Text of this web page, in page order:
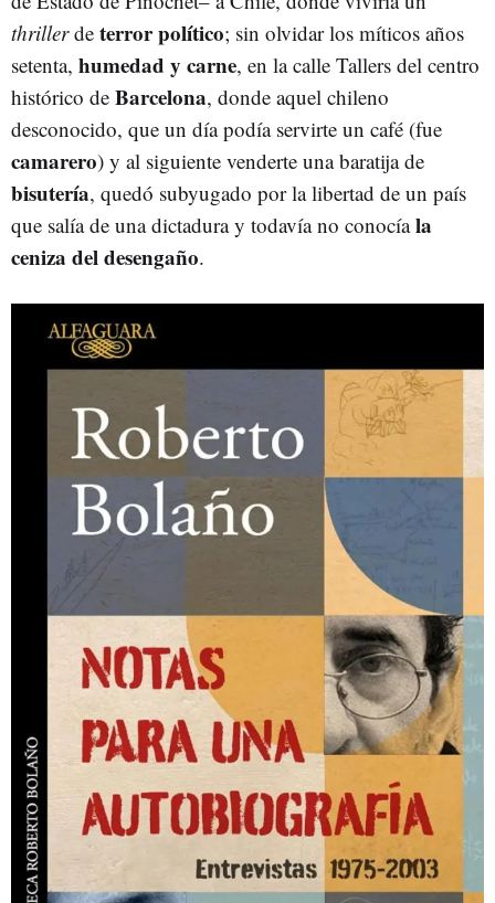
thrillerde terror político; sin olvidar los míticos años
setenta, humedad y carne, en la calle Tallers del centro
histórico de Barcelona, donde aquel chileno
desconocido, que un día podía servirte un café (fue
camarero) y al siguiente venderte una baratija de
bisutería, quedó subyugado por la libertad de un país
que salía de una dictadura y todavía no conocíala
ceniza del desengaño.